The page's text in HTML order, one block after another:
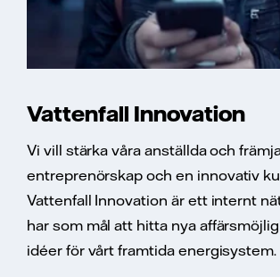
Vattenfall Innovation
Vi vill stärka våra anställda och
entreprenörskap och en innovativ
Vattenfall Innovation är ett internt
har som mål att hitta nya
idéer för vårt framtida energisystem.